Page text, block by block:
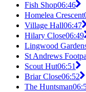
Fish Shop06:46
Homelea Crescent
Village Hall06:47
Hilary Close06:49
Lingwood
St Andrews
Scout Hut06:51
Briar Close06:52
The Huntsman